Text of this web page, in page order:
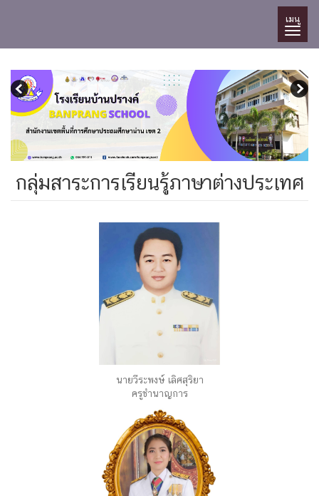
เมนู
กลุ่มสาระการเรียนรู้ภาษาต่างประเทศ
นายวีระพงษ์ เลิศสุริยา
ครูชำนาญการ